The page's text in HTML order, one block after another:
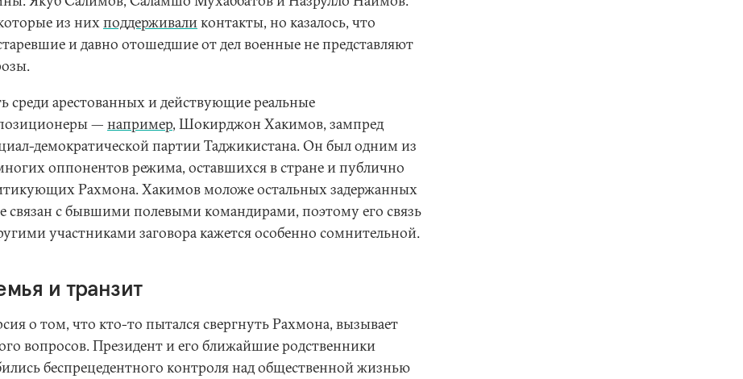
из нихподдерживаликонтакты, но казалось, что
и давно отошедшие от дел военные не представляют
среди арестованных и действующие реальные
— например, Шокирджон Хакимов, зампред
демократической партии Таджикистана. Он был одним из
оппонентов режима, оставшихся в стране и публично
Рахмона. Хакимов моложе остальных задержанных
связан с бывшими полевыми командирами, поэтому его связь
участниками заговора кажется особенно сомнительной.
и транзит
о том, что кто-то пытался свергнуть Рахмона, вызывает
вопросов. Президент и его ближайшие родственники
беспрецедентного контроля над общественной жизнью